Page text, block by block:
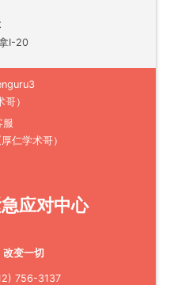
I-20
服
仁学术哥）
应对中心
变一切
756-3137